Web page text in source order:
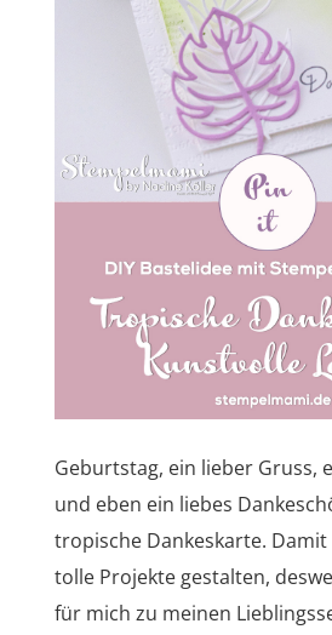
Geburtstag, ein lieber Gruss,
und eben ein liebes
tropische Dankeskarte. Damit
tolle Projekte gestalten,
für mich zu meinen